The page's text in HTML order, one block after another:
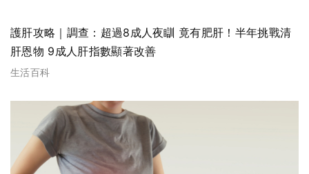
護肝攻略｜調查：超過8成人夜瞓 竟有肥肝！半年挑戰清
肝恩物 9成人肝指數顯著改善
生活百科